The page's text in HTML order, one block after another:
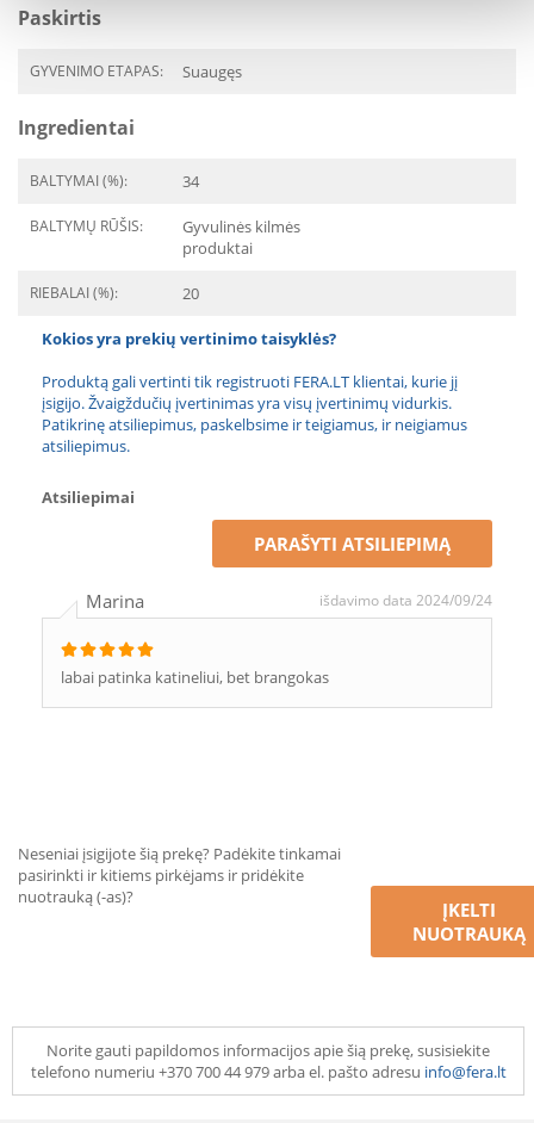
Paskirtis
GYVENIMO ETAPAS: Suaugęs
Ingredientai
BALTYMAI (%): 34
BALTYMŲ RŪŠIS:
Gyvulinės kilmės
produktai
RIEBALAI (%): 20
Kokios yra prekių vertinimo taisyklės?
Produktą gali vertinti tik registruoti FERA.LT klientai, kurie jį
įsigijo. Žvaigždučių įvertinimas yra visų įvertinimų vidurkis.
Patikrinę atsiliepimus, paskelbsime ir teigiamus, ir neigiamus
atsiliepimus.
Atsiliepimai
PARAŠYTI ATSILIEPIMĄ
Marina išdavimo data 2024/09/24
labai patinka katineliui, bet brangokas
Neseniai įsigijote šią prekę? Padėkite tinkamai
pasirinkti ir kitiems pirkėjams ir pridėkite
nuotrauką (-as)?
ĮKELTI
NUOTRAUKĄ
Norite gauti papildomos informacijos apie šią prekę, susisiekite
telefono numeriu +370 700 44 979 arba el. pašto adresu info@fera.lt